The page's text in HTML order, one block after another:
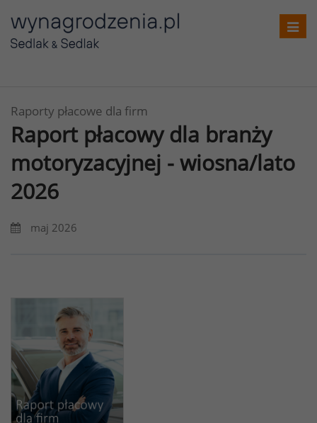
Raporty płacowe dla firm
Raport płacowy dla branży
motoryzacyjnej - wiosna/lato
2026
maj 2026